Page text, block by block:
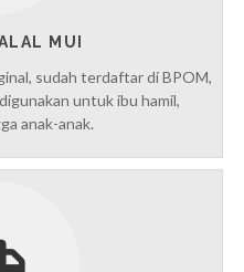
MUI
sudah terdaftar di BPOM,
untuk ibu hamil,
anak-anak.